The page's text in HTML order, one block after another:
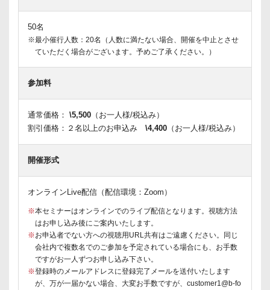
50名
※最小催行人数：20名（人数に満たない場合、開催を中止とさせ
ていただく場合がございます。予めご了承ください。）
参加料
通常価格： \5,500 （お一人様/税込み）
割引価格：２名以上のお申込み \4,400 （お一人様/税込み）
開催形式
オンラインLive配信（配信環境：Zoom）
※本セミナーはオンラインでのライブ配信となります。視聴方法
はお申し込み後にご案内いたします。
※お申込者でない方への視聴用URL共有はご遠慮ください。同じ
会社内で複数名でのご参加を予定されている場合にも、お手数
ですがお一人ずつお申し込み下さい。
※登録時のメールアドレスに登録完了メールを送付いたします
が、万が一届かない場合、大変お手数ですが、customer1@b-fo